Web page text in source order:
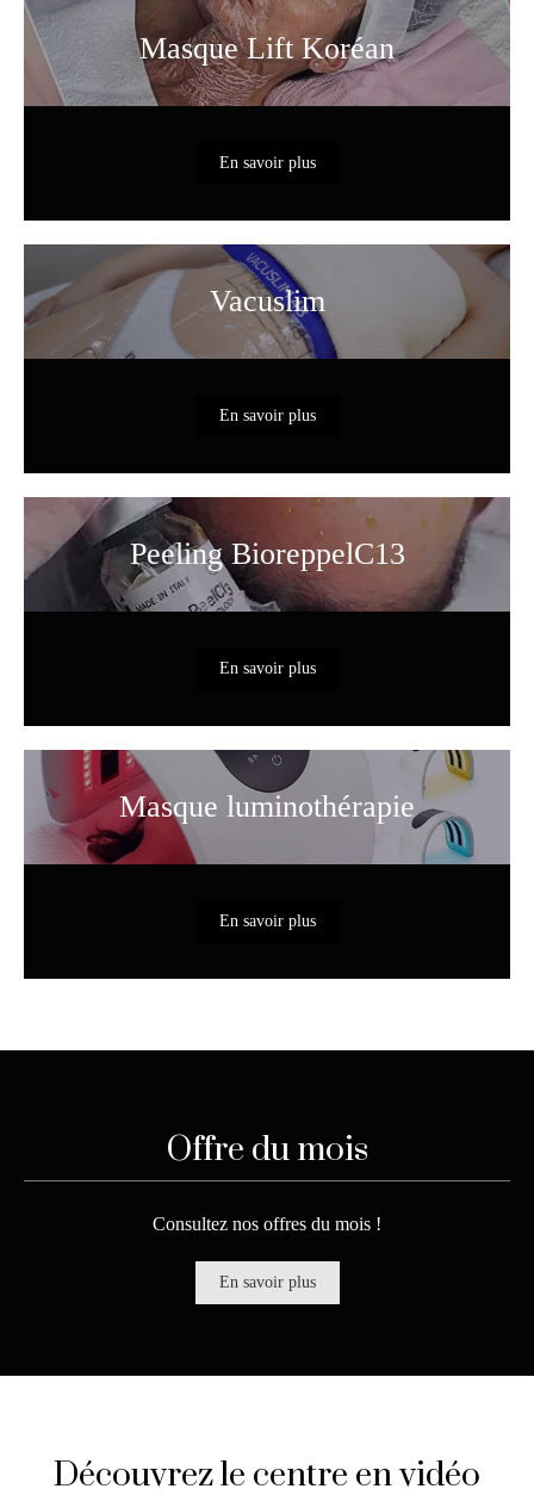
Masque Lift Koréan
En savoir plus
Vacuslim
En savoir plus
Peeling BioreppelC13
En savoir plus
Masque luminothérapie
En savoir plus
Offre du mois
Consultez nos offres du mois !
En savoir plus
Découvrez le centre en vidéo